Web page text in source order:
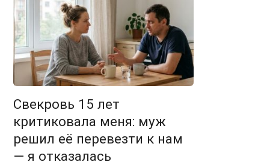
Свекровь 15 лет
критиковала меня: муж
решил её перевезти к нам
— я отказалась